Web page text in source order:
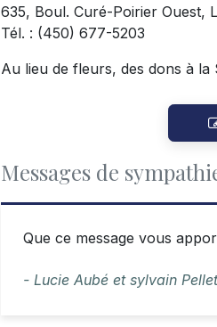
635, Boul. Curé-Poirier Ouest,
Tél. : (450) 677-5203
Au lieu de fleurs, des dons à la
Messages de
Que ce message vous
- Lucie Aubé et sylvain